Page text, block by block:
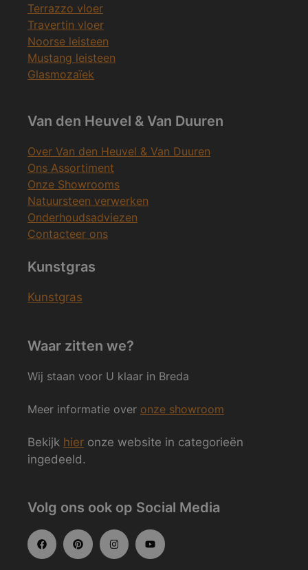
Terrazzo vloer
Travertin vloer
Noorse leisteen
Mustang leisteen
Glasmozaïek
Van den Heuvel & Van Duuren
Over Van den Heuvel & Van Duuren
Ons Assortiment
Onze Showrooms
Natuursteen verwerken
Onderhoudsadviezen
Contacteer ons
Kunstgras
Kunstgras
Waar zitten we?
Wij staan voor U klaar in Breda
Meer informatie over onze showroom
Bekijk hier onze website in categorieën
ingedeeld.
Volg ons ook op Social Media